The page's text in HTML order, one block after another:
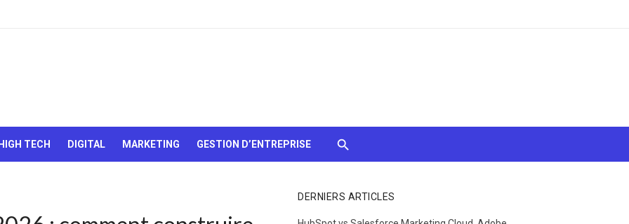
chocolats…
tomber !
TECH DIGITAL MARKETING GESTION D’ENTREPRISE
DERNIERS ARTICLES